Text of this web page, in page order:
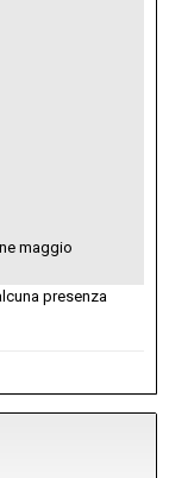
maggio
presenza